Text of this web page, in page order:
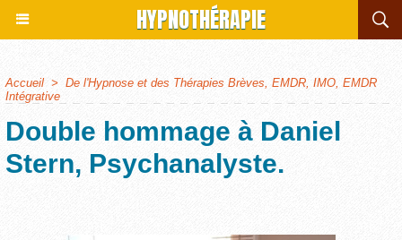
HYPNOTHÉRAPIE
Accueil > De l'Hypnose et des Thérapies Brèves, EMDR, IMO, EMDR
Intégrative
Double hommage à Daniel
Stern, Psychanalyste.